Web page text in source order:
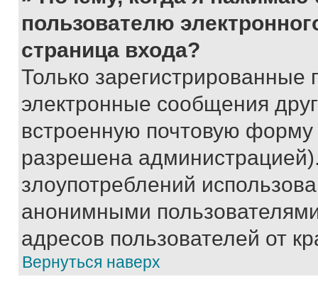
пользователю
страница входа?
Только зарегистрированные
электронные сообщения
встроенную почтовую
разрешена
злоупотреблений
анонимными
адресов пользователей от
Вернуться наверх